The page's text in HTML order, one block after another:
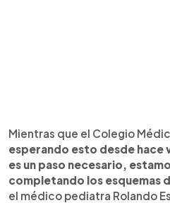
Mientras que el Colegio
esperando esto desde hace
es un paso necesario,
completando los esquemas
el médico pediatra Rolando